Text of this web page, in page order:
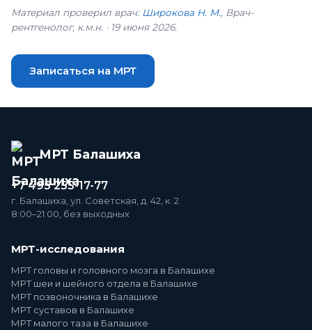
Материал проверил врач: Широкова Н. М., Врач-
рентгенолог, к.м.н. · 19 июня 2026.
Записаться на МРТ
МРТ Балашиха
+7 495 255-17-77
г. Балашиха, ул. Советская, д. 42, к. 2
8:00–21:00, без выходных
МРТ-исследования
МРТ головы и головного мозга в Балашихе
МРТ шеи и шейного отдела в Балашихе
МРТ позвоночника в Балашихе
МРТ суставов в Балашихе
МРТ малого таза в Балашихе